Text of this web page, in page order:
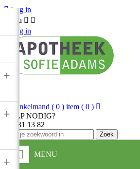
 Log in
Menu  
Log in
Winkelmand ( 0 ) item ( 0 ) 
HULP NODIG?
013 31 13 82
Zoek
MENU
+
+
+